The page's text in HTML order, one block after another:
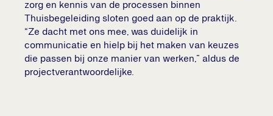
zorg en kennis van de processen binnen
Thuisbegeleiding sloten goed aan op de praktijk.
“Ze dacht met ons mee, was duidelijk in
communicatie en hielp bij het maken van keuzes
die passen bij onze manier van werken,” aldus de
projectverantwoordelijke.